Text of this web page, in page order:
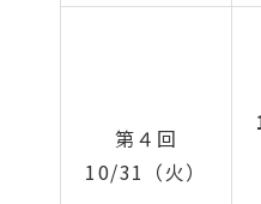
第４回
10/31（火）